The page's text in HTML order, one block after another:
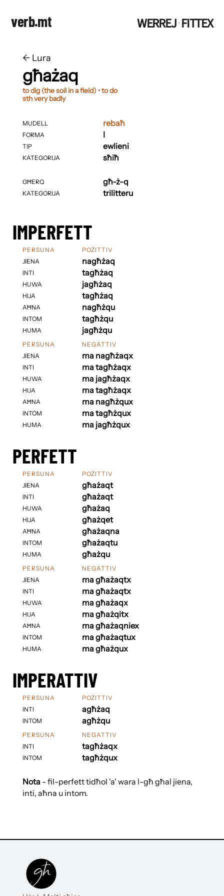
verb.mt WERREJ·FITTEX
← ​​Lura
għażaq
to dig (the soil in a field) • to do
sth very badly
MUDELL
FORMA
TIP
KATEGORIJA
GĦERQ
KATEGORIJA
rebaħ
I
ewlieni
sħiħ
għ-ż-q
trilitteru
IMPERFETT
PERSUNA
JIENA
INTI
HUWA
HIJA
AĦNA
INTOM
HUMA
POŻITTIV
nagħżaq
tagħżaq
jagħżaq
tagħżaq
nagħżqu
tagħżqu
jagħżqu
PERSUNA
JIENA
INTI
HUWA
HIJA
AĦNA
INTOM
HUMA
NEGATTIV
ma nagħżaqx
ma tagħżaqx
ma jagħżaqx
ma tagħżaqx
ma nagħżqux
ma tagħżqux
ma jagħżqux
PERFETT
PERSUNA
JIENA
INTI
HUWA
HIJA
AĦNA
INTOM
HUMA
POŻITTIV
għażaqt
għażaqt
għażaq
għażqet
għażaqna
għażaqtu
għażqu
PERSUNA
JIENA
INTI
HUWA
HIJA
AĦNA
INTOM
HUMA
NEGATTIV
ma għażaqtx
ma għażaqtx
ma għażaqx
ma għażqitx
ma għażaqniex
ma għażaqtux
ma għażqux
IMPERATTIV
PERSUNA
INTI
INTOM
POŻITTIV
agħżaq
agħżqu
PERSUNA
INTI
INTOM
NEGATTIV
tagħżaqx
tagħżqux
Nota- fil-perfett tidħol 'a' wara l-għ għal jiena,
inti, aħna u intom.